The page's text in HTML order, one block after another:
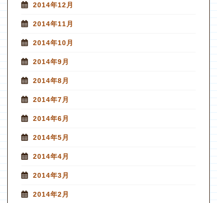
2014年12月
2014年11月
2014年10月
2014年9月
2014年8月
2014年7月
2014年6月
2014年5月
2014年4月
2014年3月
2014年2月